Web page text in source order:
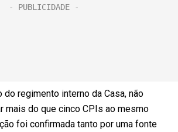
do regimento interno da Casa, não
mais do que cinco CPIs ao mesmo
foi confirmada tanto por uma fonte